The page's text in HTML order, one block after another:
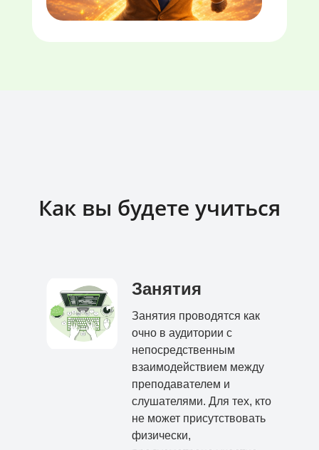
Как вы будете учиться
Занятия
Занятия проводятся как
очно в аудитории с
непосредственным
взаимодействием между
преподавателем и
слушателями. Для тех, кто
не может присутствовать
физически,